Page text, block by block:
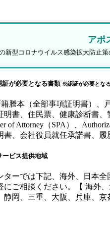
アポ
新型コロナウイルス感染拡大防止
証が必要となる書類 ※認証が必要とな
謄本（全部事項証明書）
書、住民票、健康診断書
of Attorney（SPA）、
書、会社役員就任承諾書、
ービス提供地域
ーでは下記、海外、日本
ご相談ください。【 海外
静岡、三重、大阪、兵庫、